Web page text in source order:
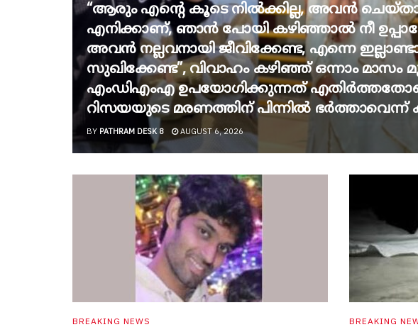
“ആരും എന്റെ കൂടെ നില്‍ക്കില്ല, അവൻ
എനിക്കാണ്, ഞാന്‍ പോയി കഴിഞ്ഞാല്‍ നീ
അവന്‍ നല്ലവനായി ജീവിക്കേണ്ട, എന്നെ
സുഖിക്കേണ്ട”, വിവാഹം കഴിഞ്ഞ് ഒന്നാം മാസം
എംഡിഎംഎ ഉപയോഗിക്കുന്നത് എതിര്‍ത്തതോടെ
റിസയയുടെ മരണത്തിന് പിന്നില്‍
BY PATHRAM DESK 8 AUGUST 6, 2026
BREAKING NEWS BREAKING